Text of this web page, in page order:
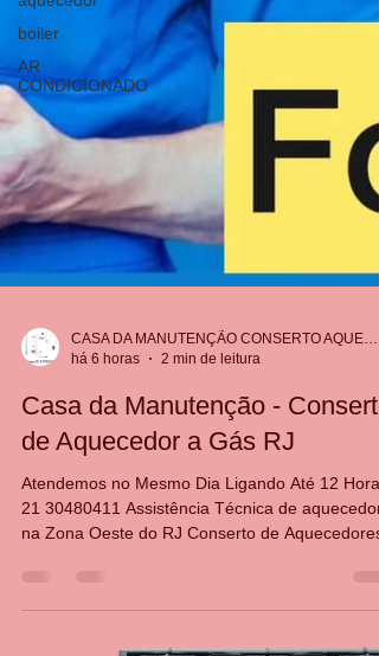
boiler
AR
CONDICIONADO
há 6 horas
2 min de leitura
Casa da Manutenção - Conserto
de Aquecedor a Gás RJ
Atendemos no Mesmo Dia Ligando Até 12 Horas
21 30480411 Assistência Técnica de
Aquecedores em Jacarepaguá Conserto de